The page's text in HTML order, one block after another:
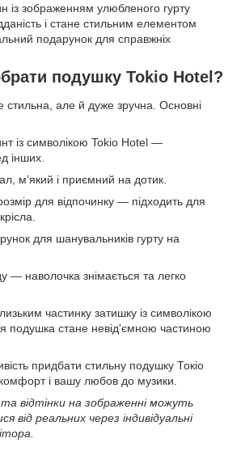
із зображенням улюбленого гурту
і стане стильним елементом
подарунок для справжніх
подушку Tokio Hotel?
але й дуже зручна. Основні
із символікою Tokio Hotel —
інших.
м’який і приємний на дотик.
для відпочинку — підходить для
для шанувальників гурту на
— наволочка знімається та легко
частинку затишку із символікою
подушка стане невід'ємною частиною
придбати стильну подушку Токіо
і вашу любов до музики.
відтінки на зображенні можуть
від реальних через індивідуальні